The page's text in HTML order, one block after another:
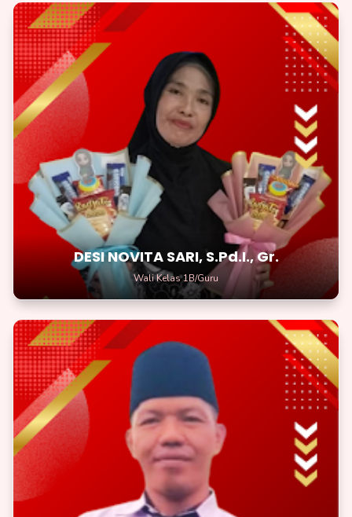
DESI NOVITA SARI, S.Pd.I., Gr.
Wali Kelas 1B/Guru
DESI NOVITA SARI, S.Pd.I., Gr.
Wali Kelas 1
Siswa Kelas 1 berada pada tahap awal untuk membangun
dasar-dasar pengetahuan, keterampilan, dan kedisiplinan
HAFIK, S.Pd,.SD.Gr
Wali Kelas 2A/Guru
Saya berharap setiap siswa dapat terus berkembang sesuai
kemampuan masing-masing